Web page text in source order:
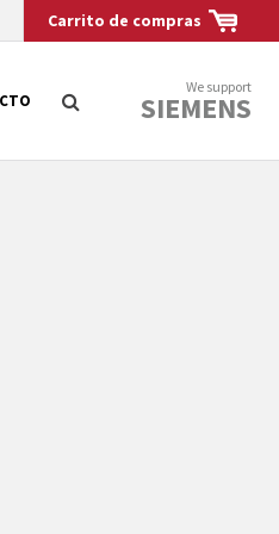
Carrito de compras
We support
SIEMENS